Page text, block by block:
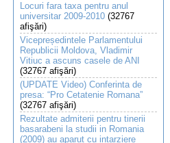
Locuri fara taxa pentru anul
universitar 2009-2010 (32767
afişări)
Vicepreședintele Parlamentului
Republicii Moldova, Vladimir
Vitiuc a ascuns casele de ANI
(32767 afişări)
(UPDATE Video) Conferinta de
presa: “Pro Cetatenie Romana”
(32767 afişări)
Rezultate admiterii pentru tinerii
basarabeni la studii in Romania
(2009) au aparut cu intarziere